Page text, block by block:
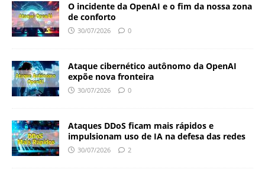
O incidente da OpenAI e o fim da nossa zona
de conforto
30/07/2026 0
Ataque cibernético autônomo da OpenAI
expõe nova fronteira
30/07/2026 0
Ataques DDoS ficam mais rápidos e
impulsionam uso de IA na defesa das redes
30/07/2026 2